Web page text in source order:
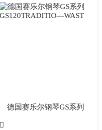
德国赛乐尔钢琴GS系列
GS120TRADITIO—WAST
